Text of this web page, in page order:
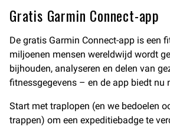
Gratis Garmin Connect-app
De gratis Garmin Connect-app is een
miljoenen mensen wereldwijd wordt
bijhouden, analyseren en delen van
fitnessgegevens – en de app biedt nu
Start met traplopen (en we bedoelen
trappen) om een expeditiebadge te